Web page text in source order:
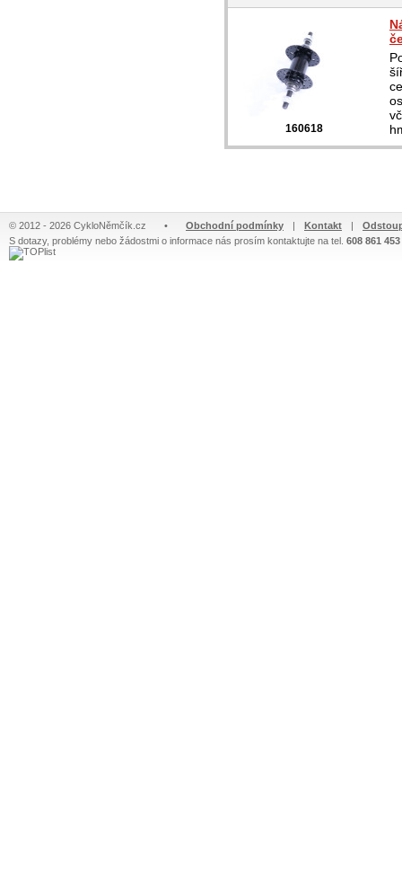
160618
© 2012 - 2026 CykloNěmčík.cz • Obchodní podmínky | Kontakt |
S dotazy, problémy nebo žádostmi o informace nás prosím kontaktujte na tel. 608 861 453